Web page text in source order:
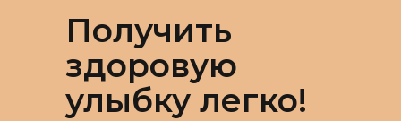
Получить
здоровую
улыбку легко!